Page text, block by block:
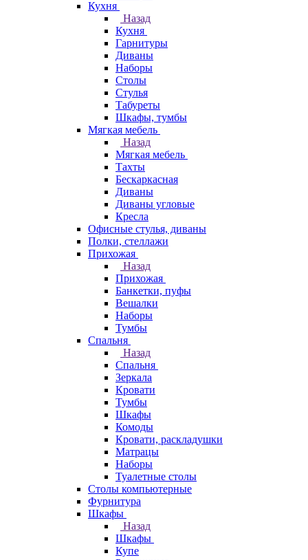
Кухня
Назад
Кухня
Гарнитуры
Диваны
Наборы
Столы
Стулья
Табуреты
Шкафы, тумбы
Мягкая мебель
Назад
Мягкая мебель
Тахты
Бескаркасная
Диваны
Диваны угловые
Кресла
Офисные стулья, диваны
Полки, стеллажи
Прихожая
Назад
Прихожая
Банкетки, пуфы
Вешалки
Наборы
Тумбы
Спальня
Назад
Спальня
Зеркала
Кровати
Тумбы
Шкафы
Комоды
Кровати, раскладушки
Матрацы
Наборы
Туалетные столы
Столы компьютерные
Фурнитура
Шкафы
Назад
Шкафы
Купе